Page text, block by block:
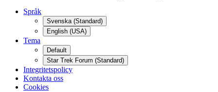
Språk
Svenska (Standard)
English (USA)
Tema
Default
Star Trek Forum (Standard)
Integritetspolicy
Kontakta oss
Cookies